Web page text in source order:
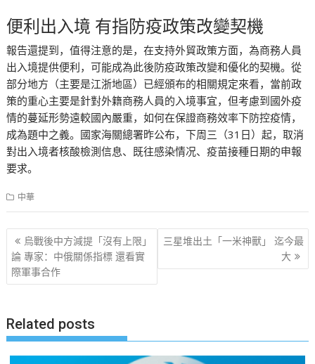
便利出入境 有指防疫政策改變契機
報告還提到，值得注意的是，在支持外貿政策方面，為商務人員
出入境提供便利，可能成為此後防疫政策改變和優化的契機。從
部分地方（主要是江浙地區）已經頒布的相關規定來看，當前政
策的重心主要是針對外籍商務人員的入境事宜，但考慮到國外疫
情的蔓延形勢遠較國內嚴重，如何在保證商務效率下防控疫情，
成為題中之義。國家海關總署昨公布，下周三（31日）起，取消
對出入境者核酸檢測信息、既往感染情况、疫苗接種日期的申報
要求。
中華
文
章
导
烏戰後中方減提「沒有上限」
論 專家：中俄關係指標 還看實
際軍事合作
三星堆出土「一米神獸」 迄今最
大
Related posts